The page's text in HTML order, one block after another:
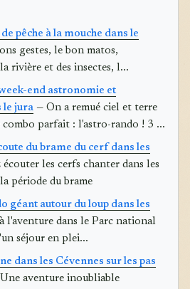
pêche à la mouche dans le
gestes, le bon matos,
rivière et des insectes, l...
end astronomie et
le jura — On a remué ciel et terre
parfait : l'astro-rando ! 3 ...
du brame du cerf dans les
les cerfs chanter dans les
période du brame
géant autour du loup dans les
l'aventure dans le Parc national
séjour en plei...
dans les Cévennes sur les pas
aventure inoubliable